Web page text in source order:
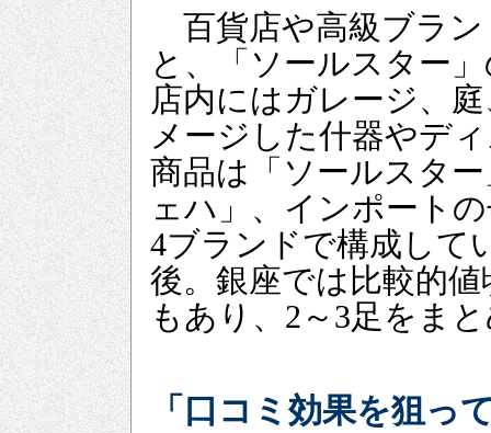
百貨店や高級ブラン
と、「ソールスター
店内にはガレージ、
メージした什器やデ
商品は「ソールスタ
ェハ」、インポート
4ブランドで構成して
後。銀座では比較的
もあり、2～3足をま
「口コミ効果を狙っ